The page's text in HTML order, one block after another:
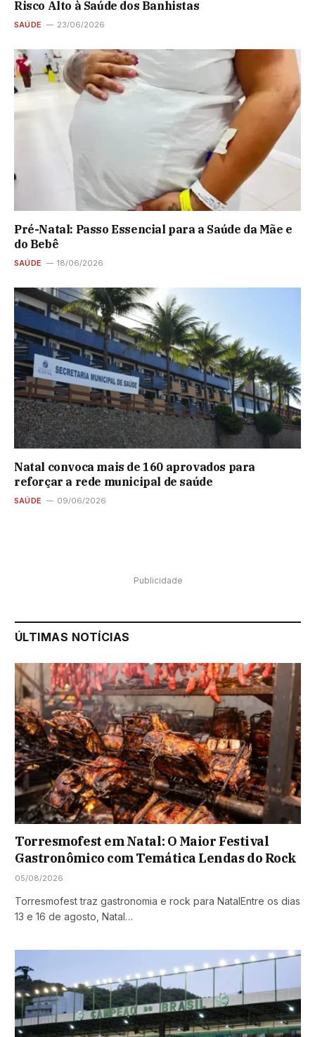
Risco Alto à Saúde dos Banhistas
SAÚDE 23/06/2026
Pré-Natal: Passo Essencial para a Saúde da Mãe e
do Bebê
SAÚDE 18/06/2026
Natal convoca mais de 160 aprovados para
reforçar a rede municipal de saúde
SAÚDE 09/06/2026
Publicidade
ÚLTIMAS NOTÍCIAS
Torresmofest em Natal: O Maior Festival
Gastronômico com Temática Lendas do Rock
05/08/2026
Torresmofest traz gastronomia e rock para NatalEntre os dias
13 e 16 de agosto, Natal…